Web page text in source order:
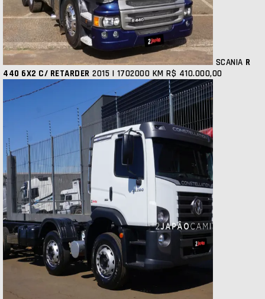
SCANIA R
440 6X2 C/ RETARDER 2015 | 1702000 KM R$ 410.000,00